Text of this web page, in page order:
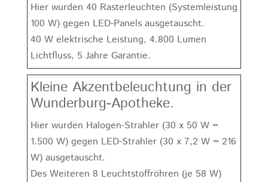
Hier wurden 40 Rasterleuchten (Systemleistung
100 W) gegen LED-Panels ausgetauscht.
40 W elektrische Leistung, 4.800 Lumen
Lichtfluss, 5 Jahre Garantie.
Kleine Akzentbeleuchtung in der
Wunderburg-Apotheke.
Hier wurden Halogen-Strahler (30 x 50 W =
1.500 W) gegen LED-Strahler (30 x 7,2 W = 216
W) ausgetauscht.
Des Weiteren 8 Leuchtstoffröhren (je 58 W)